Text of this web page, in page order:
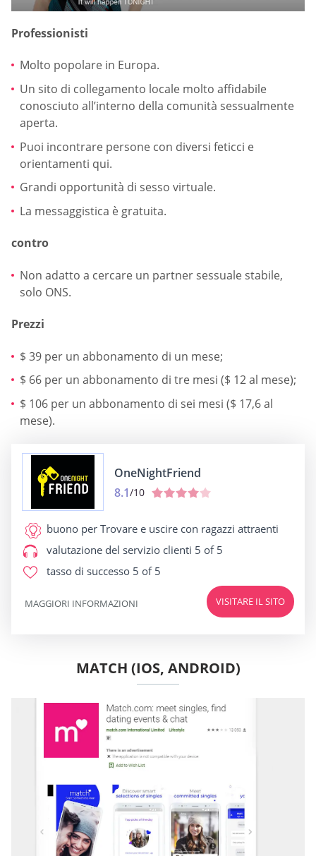
Professionisti
Molto popolare in Europa.
Un sito di collegamento locale molto affidabile
conosciuto all’interno della comunità sessualmente
aperta.
Puoi incontrare persone con diversi feticci e
orientamenti qui.
Grandi opportunità di sesso virtuale.
La messaggistica è gratuita.
contro
Non adatto a cercare un partner sessuale stabile,
solo ONS.
Prezzi
$ 39 per un abbonamento di un mese;
$ 66 per un abbonamento di tre mesi ($ 12 al mese);
$ 106 per un abbonamento di sei mesi ($ 17,6 al
mese).
OneNightFriend
8.1/10
buono per Trovare e uscire con ragazzi attraenti
valutazione del servizio clienti 5 of 5
tasso di successo 5 of 5
VISITARE IL SITO
MAGGIORI INFORMAZIONI
MATCH (IOS, ANDROID)